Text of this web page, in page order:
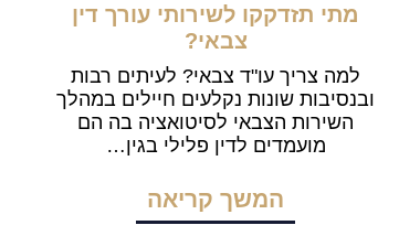
מתי תזדקקו לשירותי עורך דין
צבאי?
למה צריך עו"ד צבאי? לעיתים רבות
ובנסיבות שונות נקלעים חיילים במהלך
השירות הצבאי לסיטואציה בה הם
מועמדים לדין פלילי בגין…
המשך קריאה